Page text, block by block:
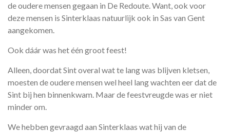
de oudere mensen gegaan in De Redoute. Want, ook voor
deze mensen is Sinterklaas natuurlijk ook in Sas van Gent
aangekomen.
Ook dáár was het één groot feest!
Alleen, doordat Sint overal wat te lang was blijven kletsen,
moesten de oudere mensen wel heel lang wachten eer dat de
Sint bij hen binnenkwam. Maar de feestvreugde was er niet
minder om.
We hebben gevraagd aan Sinterklaas wat hij van de